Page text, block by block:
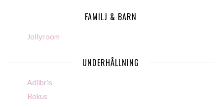
FAMILJ & BARN
Jollyroom
UNDERHÅLLNING
Adlibris
Bokus